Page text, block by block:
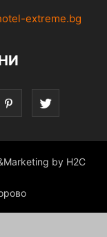
extreme.bg
by H2C